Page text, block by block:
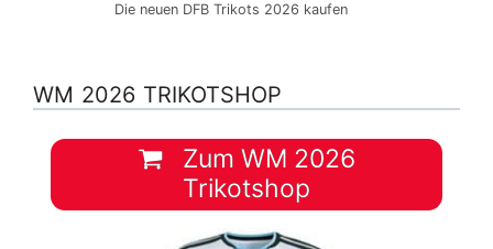
Die neuen DFB Trikots 2026 kaufen
WM 2026 TRIKOTSHOP
Zum WM 2026
Trikotshop